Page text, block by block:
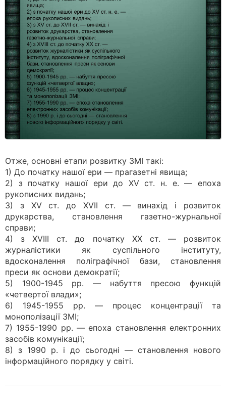
Отже, основні етапи розвитку ЗМІ такі:
1) До початку нашої ери — прагазетні явища;
2) з початку нашої ери до XV ст. н. е. — епоха
рукописних видань;
3) з XV ст. до XVII ст. — винахід і розвиток
друкарства, становлення газетно-журнальної
справи;
4) з XVIII ст. до початку XX ст. — розвиток
журналістики як суспільного інституту,
вдосконалення поліграфічної бази, становлення
преси як основи демократії;
5) 1900-1945 рр. — набуття пресою функцій
«четвертої влади»;
6) 1945-1955 рр. — процес концентрації та
монополізації ЗМІ;
7) 1955-1990 рр. — епоха становлення електронних
засобів комунікації;
8) з 1990 р. і до сьогодні — становлення нового
інформаційного порядку у світі.